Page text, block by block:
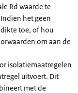
Rd waarde te
het geen
toe, of hou
om aan de
isolatiemaatregelen
uitvoert. Dit
met de